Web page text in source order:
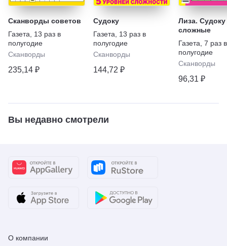
Сканворды советов
Газета
13 раз в
полугодие
Сканворды
235,14 ₽
Судоку
Газета
13 раз в
полугодие
Сканворды
144,72 ₽
Лиза. Судоку
сложные
Газета 7 раз в
полугодие
Сканворды
96,31 ₽
Вы недавно смотрели
О компании